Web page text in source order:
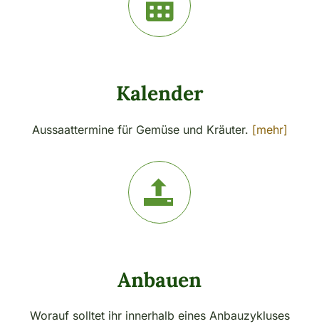
Kalender
Aussaattermine für Gemüse und Kräuter. [mehr]
Anbauen
Worauf solltet ihr innerhalb eines Anbauzykluses